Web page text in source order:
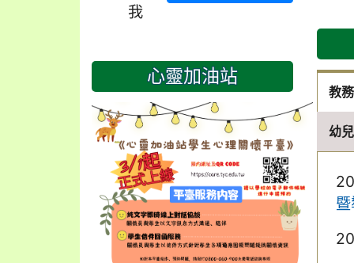
教
幼
我
心靈加油站